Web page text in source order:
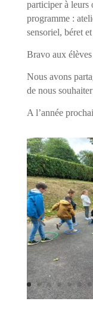
participer à leurs
programme :
sensoriel, béret
Bravo aux
Nous avons
de nous
A l’année